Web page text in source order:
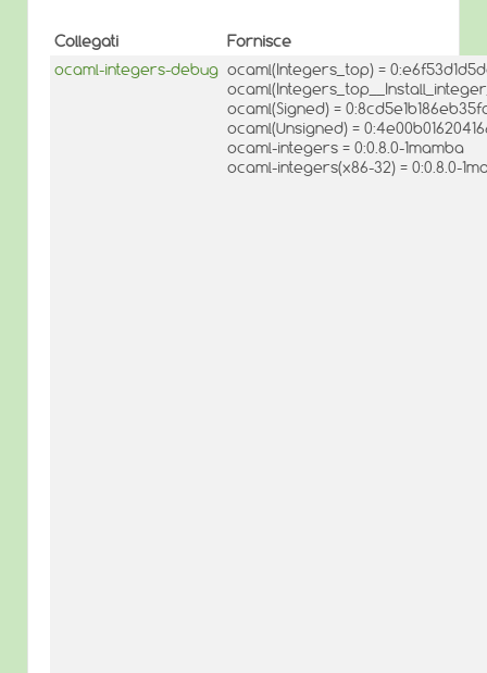
Collegati
Fornisce
ocaml-integers-debug ocaml(Integers_top) =
ocaml(Signed) =
ocaml(Unsigned) =
ocaml-integers = 0:0.8.0-1mamba
ocaml-integers(x86-32) = 0:0.8.0-